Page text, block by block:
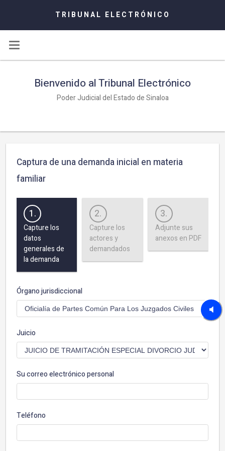
TRIBUNAL ELECTRÓNICO
Bienvenido al Tribunal Electrónico
Poder Judicial del Estado de Sinaloa
Captura de una demanda inicial en materia
familiar
1.
Capture los
datos
generales de
la demanda
2.
Capture los
actores y
demandados
3.
Adjunte sus
anexos en PDF
Órgano jurisdiccional
Juicio
Su correo electrónico personal
Teléfono